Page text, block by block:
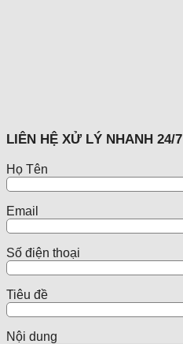
LIÊN HỆ XỬ LÝ NHANH 24/7
Họ Tên
Email
Số điện thoại
Tiêu đề
Nội dung